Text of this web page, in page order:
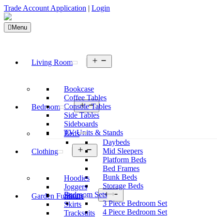
Trade Account Application | Login
Menu
Living Room
menu
Bookcase
Coffee Tables
Console Tables
Side Tables
Sideboards
TV Units & Stands
Bedroom
Open
menu
Beds
Daybeds
Mid Sleepers
Platform Beds
Bed Frames
Bunk Beds
Storage Beds
Bedroom Sets
3 Piece Bedroom Set
4 Piece Bedroom Set
Clothing
Open
menu
Hoodies
Joggers
Shorts
Skirts
Tracksuits
Garden Furniture
menu